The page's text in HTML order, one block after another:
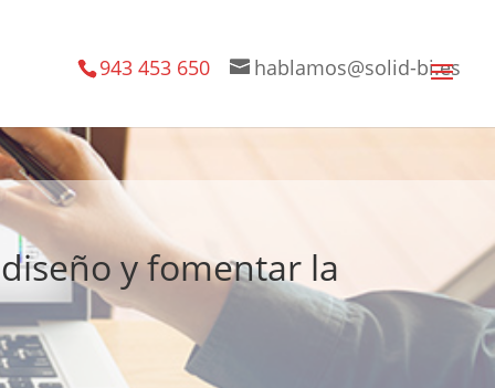
943 453 650 hablamos@solid-bi.es
y fomentar la